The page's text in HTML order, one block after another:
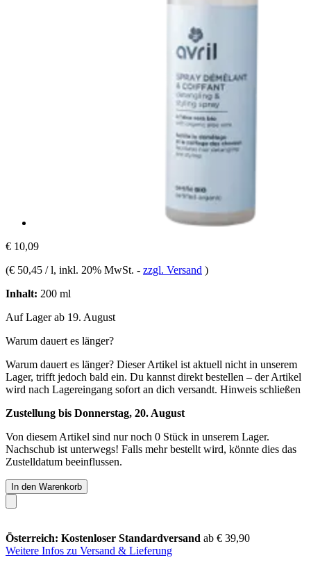
€ 10,09
(€ 50,45 / l, inkl. 20% MwSt. - zzgl. Versand )
Inhalt: 200 ml
Auf Lager ab 19. August
Warum dauert es länger?
Warum dauert es länger? Dieser Artikel ist aktuell nicht in unserem
Lager, trifft jedoch bald ein. Du kannst direkt bestellen – der Artikel
wird nach Lagereingang sofort an dich versandt. Hinweis schließen
Zustellung bis Donnerstag, 20. August
Von diesem Artikel sind nur noch 0 Stück in unserem Lager.
Nachschub ist unterwegs! Falls mehr bestellt wird, könnte dies das
Zustelldatum beeinflussen.
In den Warenkorb
Österreich: Kostenloser Standardversand ab € 39,90
Weitere Infos zu Versand & Lieferung